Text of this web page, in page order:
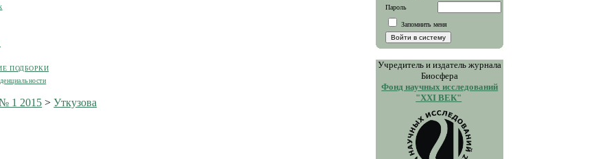
Пароль
Запомнить меня
Учредитель и издатель журнала
Биосфера
Фонд научных исследований
"XXI ВЕК"
ПОДБОРКИ
1 2015 >Уткузова